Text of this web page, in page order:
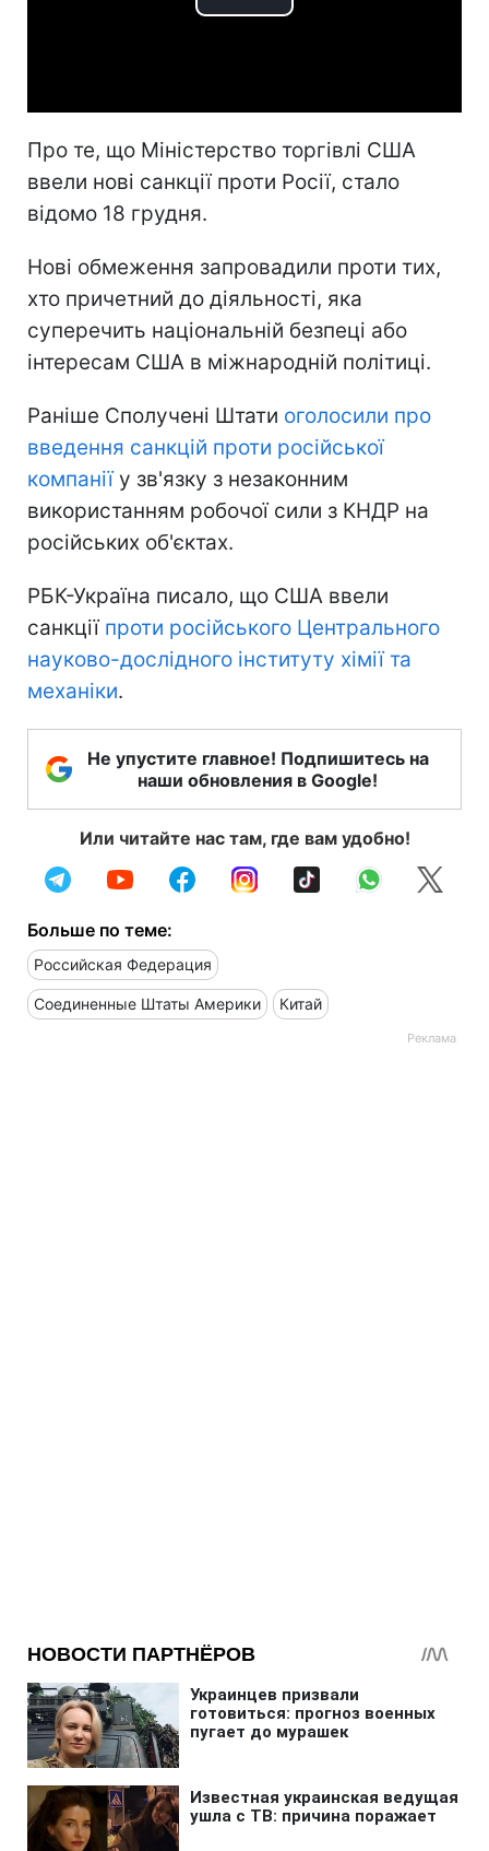
Play
Про те, що Міністерство торгівлі США
ввели нові санкції проти Росії, стало
відомо 18 грудня.
Нові обмеження запровадили проти тих,
хто причетний до діяльності, яка
суперечить національній безпеці або
інтересам США в міжнародній політиці.
Раніше Сполучені Штати оголосили про
введення санкцій проти російської
компаніїу зв'язку з незаконним
використанням робочої сили з КНДР на
російських об'єктах.
РБК-Україна писало, що США ввели
санкції проти російського Центрального
науково-дослідного інституту хімії та
механіки.
Не упустите главное! Подпишитесь на
наши обновления в Google!
Или читайте нас там, где вам удобно!
Больше по теме:
Российская Федерация
Соединенные Штаты Америки Китай